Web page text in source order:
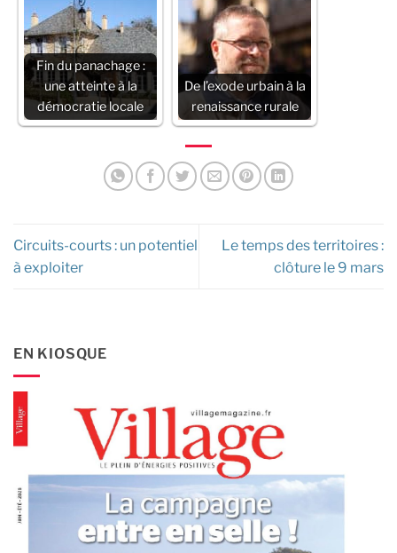
Fin du panachage :
une atteinte à la
démocratie locale
De l’exode urbain à la
renaissance rurale
Circuits-courts : un potentiel
à exploiter
Le temps des territoires :
clôture le 9 mars
EN KIOSQUE